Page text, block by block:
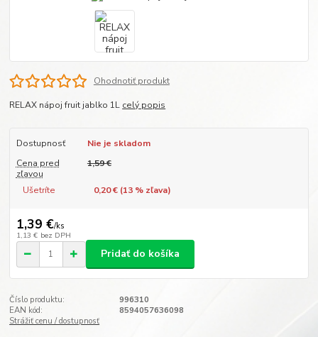
Ohodnotiť produkt
RELAX nápoj fruit jablko 1L celý popis
Dostupnosť
Nie je skladom
Cena pred
zľavou
1,59 €
Ušetríte 0,20 € (13% zľava)
1,39 €/ks
1,13 € bez DPH
Pridať do košíka
Číslo produktu:
996310
EAN kód:
8594057636098
Strážiť cenu / dostupnosť